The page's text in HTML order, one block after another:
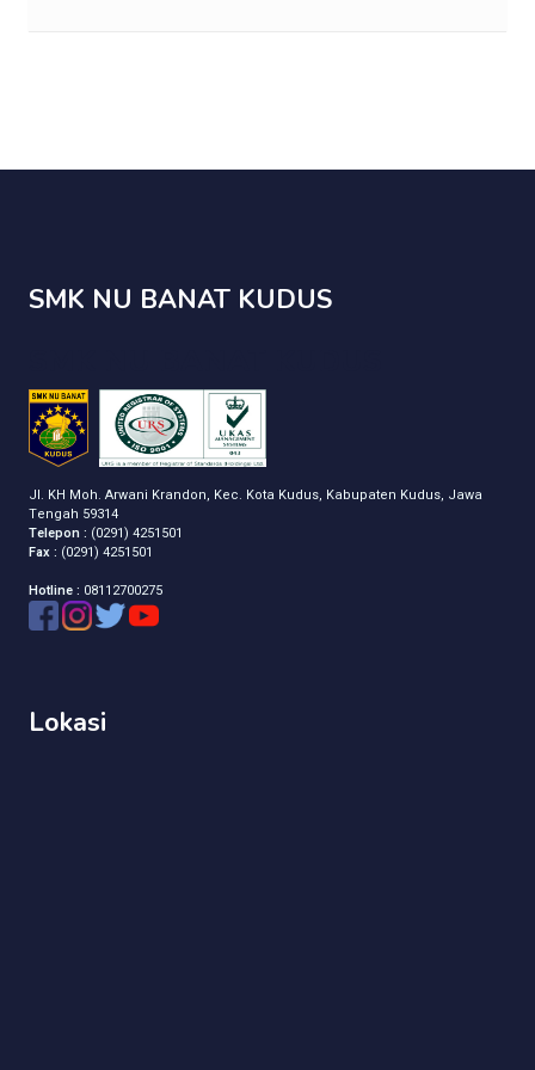
SMK NU BANAT KUDUS
Jl. KH Moh. Arwani Krandon, Kec. Kota Kudus, Kabupaten Kudus, Jawa
Tengah 59314
Telepon : (0291) 4251501
Fax : (0291) 4251501
Hotline : 08112700275
Lokasi